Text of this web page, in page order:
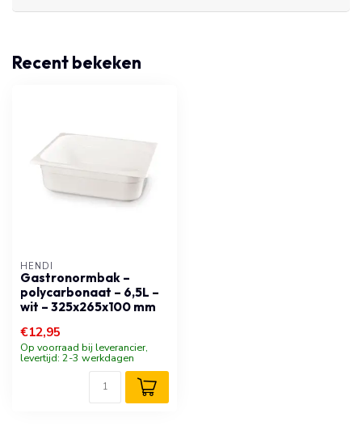
Recent bekeken
HENDI
Gastronormbak –
polycarbonaat – 6,5L –
wit – 325x265x100 mm
€12,95
Op voorraad bij leverancier,
levertijd: 2-3 werkdagen